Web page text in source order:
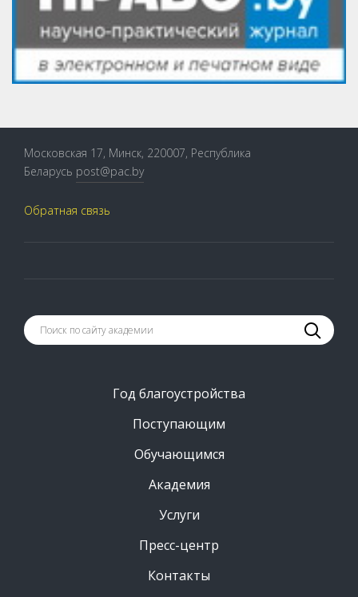
Московская 17, Минск, 220007, Республика
Беларусь post@pac.by
Обратная связь
Год благоустройства
Поступающим
Обучающимся
Академия
Услуги
Пресс-центр
Контакты